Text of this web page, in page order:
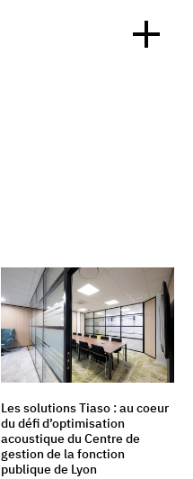
Les solutions Tiaso : au coeur
du défi d’optimisation
acoustique du Centre de
gestion de la fonction
publique de Lyon